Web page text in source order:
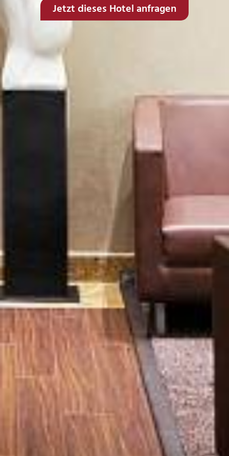
Jetzt dieses Hotel anfragen